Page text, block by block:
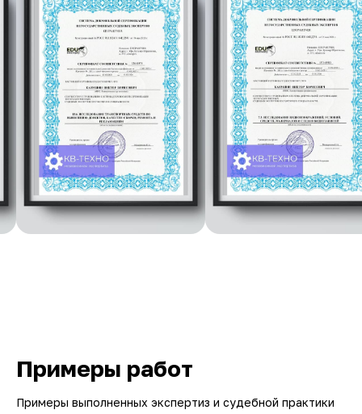
Примеры работ
Примеры выполненных экспертиз и судебной практики